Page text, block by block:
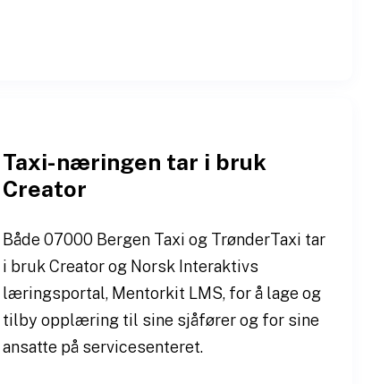
Taxi-næringen tar i bruk
Creator
Både 07000 Bergen Taxi og TrønderTaxi tar
i bruk Creator og Norsk Interaktivs
læringsportal, Mentorkit LMS, for å lage og
tilby opplæring til sine sjåfører og for sine
ansatte på servicesenteret.